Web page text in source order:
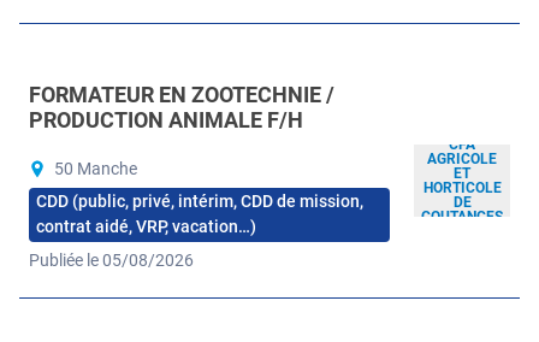
CFA
AGRICOLE
ET
HORTICOLE
DE
COUTANCES
FORMATEUR EN ZOOTECHNIE /
PRODUCTION ANIMALE F/H
50 Manche
CDD (public, privé, intérim, CDD de mission,
contrat aidé, VRP, vacation…)
Publiée le 05/08/2026